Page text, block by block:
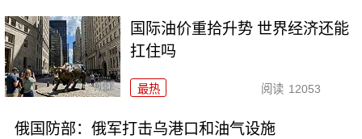
国际油价重拾升势 世界经济还能
扛住吗
最热 阅读 12053
俄国防部：俄军打击乌港口和油气设施